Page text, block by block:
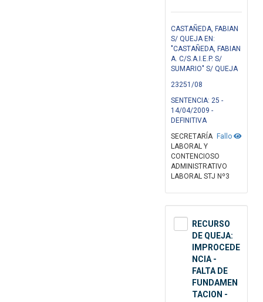
CASTAÑEDA, FABIAN
S/ QUEJA EN:
"CASTAÑEDA, FABIAN
A. C/S.A.I.E.P. S/
SUMARIO" S/ QUEJA
23251/08
SENTENCIA: 25 -
14/04/2009 -
DEFINITIVA
Fallo
SECRETARÍA
LABORAL Y
CONTENCIOSO
ADMINISTRATIVO
LABORAL STJ Nº3
RECURSO
DE QUEJA:
IMPROCEDE
NCIA -
FALTA DE
FUNDAMEN
TACION -